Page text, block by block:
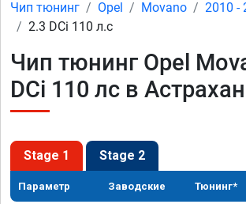
Чип тюнинг Opel Movano 2010 -
2.3 DCi 110 л.с
Чип тюнинг Opel
DCi 110 лс в
Stage 1 Stage 2
Параметр Заводские Тюнинг*